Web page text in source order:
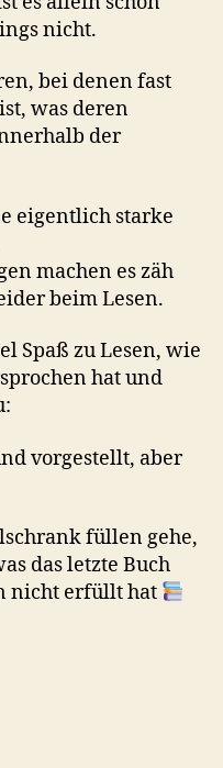
nicht.
bei denen fast
was deren
der
eigentlich starke
machen es zäh
beim Lesen.
Spaß zu Lesen, wie
hat und
vorgestellt, aber
füllen gehe,
das letzte Buch
nicht erfüllt hat